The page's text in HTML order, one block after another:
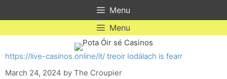
Menu
Menu
https://live-casinos.online/it/ treoir Iodálach is fearr
March 24, 2024 by The Croupier